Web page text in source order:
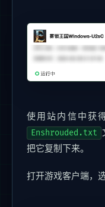
使用站内信中获
Enshrouded.txt
把它复制下来。
打开游戏客户端，